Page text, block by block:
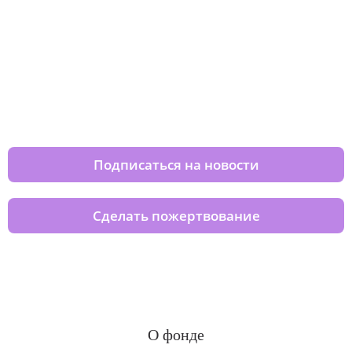
Подписаться на новости
Сделать пожертвование
О фонде